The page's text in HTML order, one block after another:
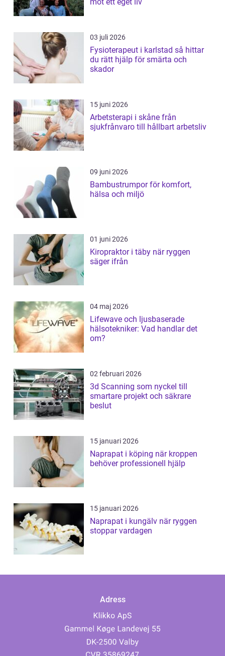
03 juli 2026
Fysioterapeut i karlstad så hittar
du rätt hjälp för smärta och
skador
15 juni 2026
Arbetsterapi i skåne från
sjukfrånvaro till hållbart arbetsliv
09 juni 2026
Bambustrumpor för komfort,
hälsa och miljö
01 juni 2026
Kiropraktor i täby när ryggen
säger ifrån
04 maj 2026
Lifewave och ljusbaserade
hälsotekniker: Vad handlar det
om?
02 februari 2026
3d Scanning som nyckel till
smartare projekt och säkrare
beslut
15 januari 2026
Naprapat i köping när kroppen
behöver professionell hjälp
15 januari 2026
Naprapat i kungälv när ryggen
stoppar vardagen
Adress